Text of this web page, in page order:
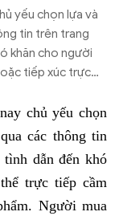
yếu chọn lựa và
tin trên trang
khăn cho người
tiếp xúc trực
thể cung cấp
đúng nhu cầu
chủ yếu chọn
các thông tin
dẫn đến khó
trực tiếp cầm
Người mua